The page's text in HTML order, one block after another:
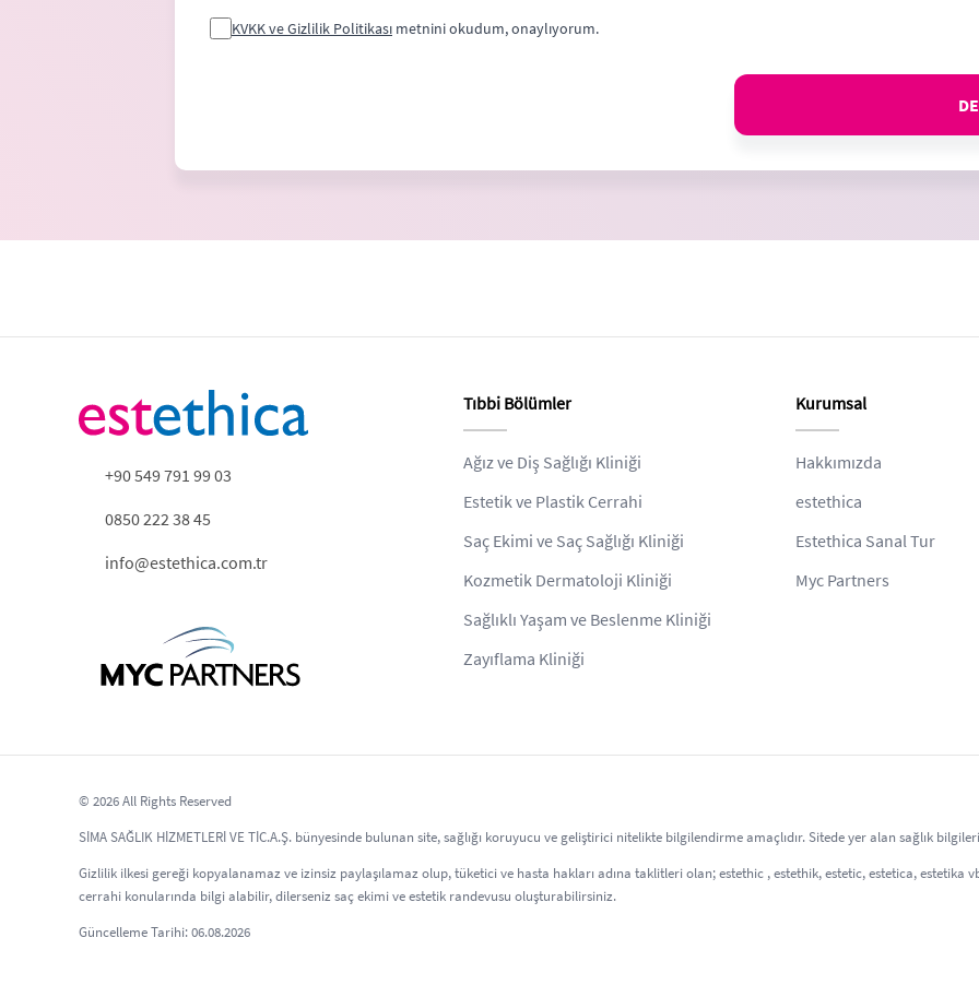
KVKK ve Gizlilik Politikası metnini okudum, onaylıyorum.
+90 549 791 99 03
0850 222 38 45
info@estethica.com.tr
Tıbbi Bölümler
Ağız ve Diş Sağlığı Kliniği
Estetik ve Plastik Cerrahi
Saç Ekimi ve Saç Sağlığı Kliniği
Kozmetik Dermatoloji Kliniği
Sağlıklı Yaşam ve Beslenme Kliniği
Zayıflama Kliniği
Kurumsal
Hakkımızda
estethica
Estethica Sanal Tur
Myc Partners
© 2026 All Rights Reserved
SİMA SAĞLIK HİZMETLERİ VE TİC.A.Ş. bünyesinde bulunan site, sağlığı koruyucu ve geliştirici nitelikte bilgilendirme amaçlıdır. Sitede yer alan sağlık
Gizlilik ilkesi gereği kopyalanamaz ve izinsiz paylaşılamaz olup, tüketici ve hasta hakları adına taklitleri olan; estethic , estethik, estetic, estetica, estetika
cerrahi konularında bilgi alabilir, dilerseniz saç ekimi ve estetik randevusu oluşturabilirsiniz.
Güncelleme Tarihi: 06.08.2026